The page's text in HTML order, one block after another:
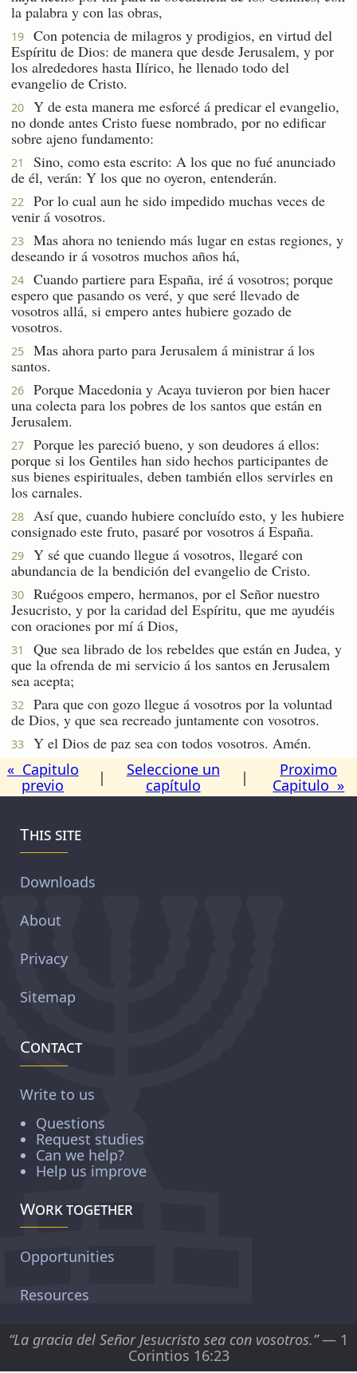
la palabra y con las obras,
19
Con potencia de milagros y prodigios, en virtud del
Espíritu de Dios: de manera que desde Jerusalem, y por
los alrededores hasta Ilírico, he llenado todo del
evangelio de Cristo.
20
Y de esta manera me esforcé á predicar el evangelio,
no donde antes Cristo fuese nombrado, por no edificar
sobre ajeno fundamento:
21
Sino, como esta escrito: A los que no fué anunciado
de él, verán: Y los que no oyeron, entenderán.
22
Por lo cual aun he sido impedido muchas veces de
venir á vosotros.
23
Mas ahora no teniendo más lugar en estas regiones, y
deseando ir á vosotros muchos años há,
24
Cuando partiere para España, iré á vosotros; porque
espero que pasando os veré, y que seré llevado de
vosotros allá, si empero antes hubiere gozado de
vosotros.
25
Mas ahora parto para Jerusalem á ministrar á los
santos.
26
Porque Macedonia y Acaya tuvieron por bien hacer
una colecta para los pobres de los santos que están en
Jerusalem.
27
Porque les pareció bueno, y son deudores á ellos:
porque si los Gentiles han sido hechos participantes de
sus bienes espirituales, deben también ellos servirles en
los carnales.
28
Así que, cuando hubiere concluído esto, y les hubiere
consignado este fruto, pasaré por vosotros á España.
29
Y sé que cuando llegue á vosotros, llegaré con
abundancia de la bendición del evangelio de Cristo.
30
Ruégoos empero, hermanos, por el Señor nuestro
Jesucristo, y por la caridad del Espíritu, que me ayudéis
con oraciones por mí á Dios,
31
Que sea librado de los rebeldes que están en Judea, y
que la ofrenda de mi servicio á los santos en Jerusalem
sea acepta;
32
Para que con gozo llegue á vosotros por la voluntad
de Dios, y que sea recreado juntamente con vosotros.
33
Y el Dios de paz sea con todos vosotros. Amén.
« Capitulo
previo
|
Seleccione un
capítulo
|
Proximo
Capitulo »
This site
Downloads
About
Privacy
Sitemap
Contact
Write to us
Questions
Request studies
Can we help?
Help us improve
Work together
Opportunities
Resources
“La gracia del Señor Jesucristo sea con vosotros.”— 1
Corintios 16:23